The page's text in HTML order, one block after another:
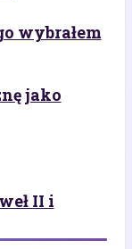
wybrałem
jako
II i